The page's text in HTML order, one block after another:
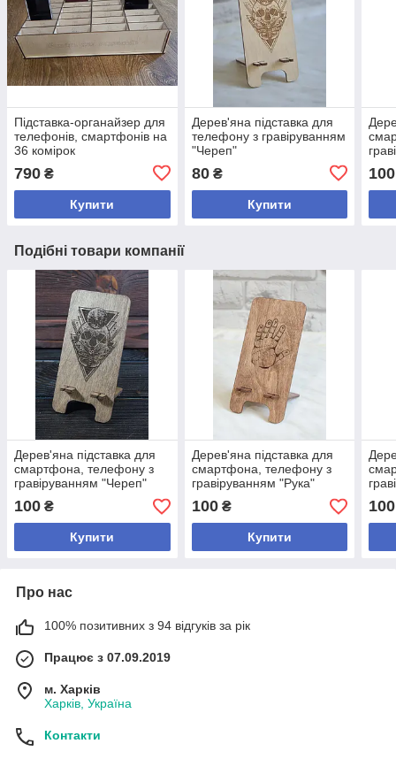
Підставка-органайзер для
телефонів, смартфонів на
36 комірок
790 ₴
Купити
Дерев'яна підставка для
телефону з гравіруванням
"Череп"
80₴
Купити
100
Подібні товари компанії
Дерев'яна підставка для
смартфона, телефону з
гравіруванням "Череп"
100 ₴
Купити
Дерев'яна підставка для
смартфона, телефону з
гравіруванням "Рука"
100₴
Купити
100
Про нас
100% позитивних з 94 відгуків за рік
Працює з 07.09.2019
м. Харків
Харків, Україна
Контакти